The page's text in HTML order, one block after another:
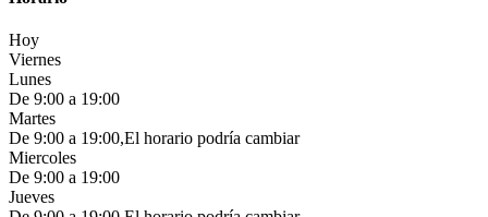
Hoy
Viernes
Lunes
De 9:00 a 19:00
Martes
De 9:00 a 19:00,El horario podría cambiar
Miercoles
De 9:00 a 19:00
Jueves